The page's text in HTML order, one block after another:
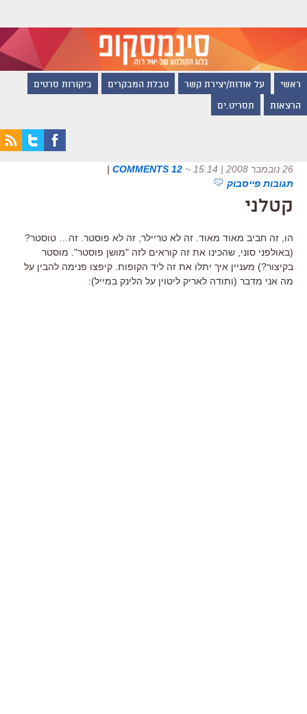
ראשי על אודות/יצירת קשר טבלת המבקרים ביקורות סרטים
הרצאות תסריט.ים
26 נובמבר 2008 | 15:14 ~
12 COMMENTS
|
תגובות פייסבוק
קטלני
הו, זה חביב מאוד מאוד. זה לא טריילר, זה לא פוסטר. זה… טוסטר?
(באולפני סוני, שהכינו את זה קוראים לזה "מושן פוסטר". מוסטר
בקיצור?) מעניין איך יתלו את זה ליד הקופות. קיפצו פנימה להבין על
מה אני מדבר (ותודה לאריק ליטוין על הלינק במייל):